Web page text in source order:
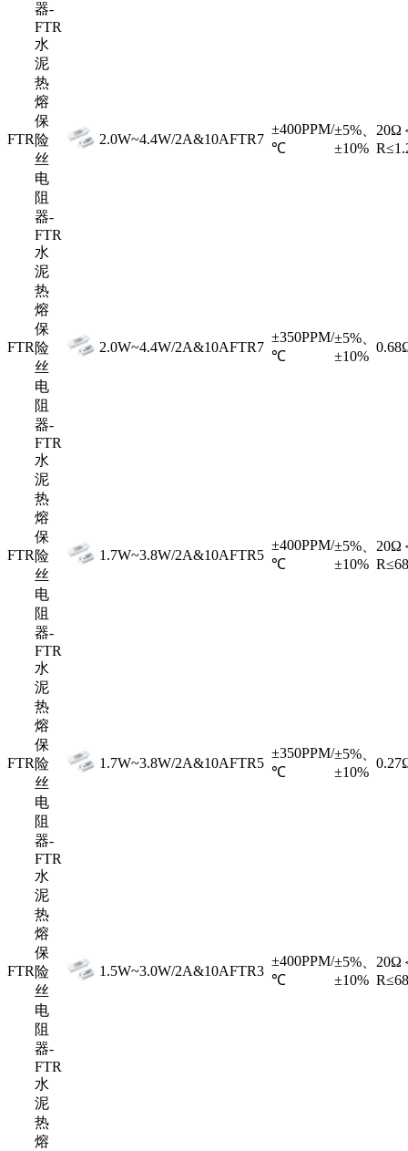
器-
FTR
FTR
水
泥
热
熔
保
险
丝
电
阻
器-
FTR
2.0W~4.4W/2A&10AFTR7
±400PPM/
℃
±5%、
±10%
20Ω
FTR
水
泥
热
熔
保
险
丝
电
阻
器-
FTR
2.0W~4.4W/2A&10AFTR7
±350PPM/
℃
±5%、
±10%
FTR
水
泥
热
熔
保
险
丝
电
阻
器-
FTR
1.7W~3.8W/2A&10AFTR5
±400PPM/
℃
±5%、
±10%
20Ω
FTR
水
泥
热
熔
保
险
丝
电
阻
器-
FTR
1.7W~3.8W/2A&10AFTR5
±350PPM/
℃
±5%、
±10%
FTR
水
泥
热
熔
保
险
丝
电
阻
器-
FTR
1.5W~3.0W/2A&10AFTR3
±400PPM/
℃
±5%、
±10%
20Ω
水
泥
热
熔